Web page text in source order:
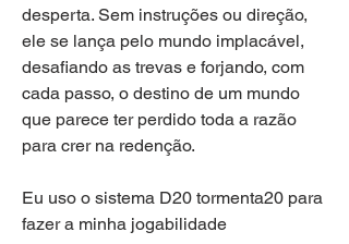
desperta. Sem instruções ou direção,
ele se lança pelo mundo implacável,
desafiando as trevas e forjando, com
cada passo, o destino de um mundo
que parece ter perdido toda a razão
para crer na redenção.
Eu uso o sistema D20 tormenta20 para
fazer a minha jogabilidade